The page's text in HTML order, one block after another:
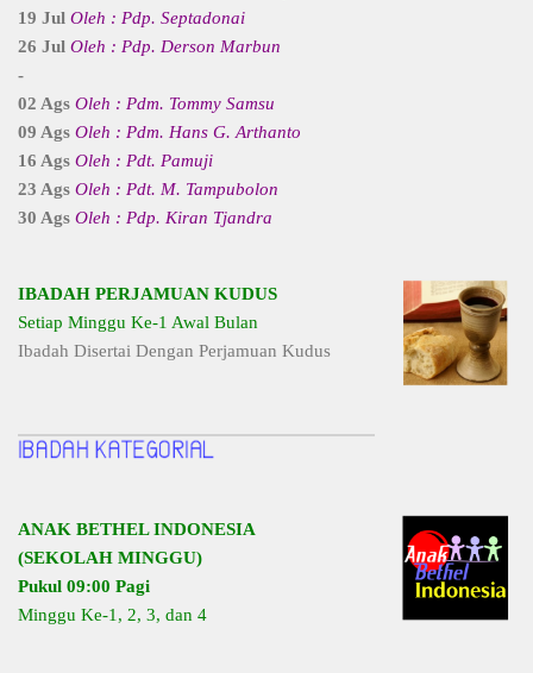
19 Jul Oleh : Pdp. Septadonai
26 Jul Oleh : Pdp. Derson Marbun
-
02 Ags Oleh : Pdm. Tommy Samsu
09 Ags Oleh : Pdm. Hans G. Arthanto
16 Ags Oleh : Pdt. Pamuji
23 Ags Oleh : Pdt. M. Tampubolon
30 Ags Oleh : Pdp. Kiran Tjandra
IBADAH PERJAMUAN KUDUS
Setiap Minggu Ke-1 Awal Bulan
Ibadah Disertai Dengan Perjamuan Kudus
ANAK BETHEL INDONESIA
(SEKOLAH MINGGU)
Pukul 09:00 Pagi
Minggu Ke-1, 2, 3, dan 4